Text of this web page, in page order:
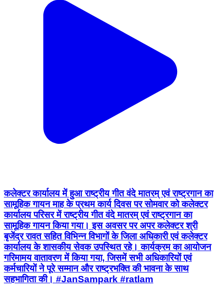
कलेक्टर कार्यालय में हुआ राष्ट्रीय गीत वंदे मातरम् एवं राष्ट्रगान का
सामूहिक गायन माह के प्रथम कार्य दिवस पर सोमवार को कलेक्टर
कार्यालय परिसर में राष्ट्रीय गीत वंदे मातरम् एवं राष्ट्रगान का
सामूहिक गायन किया गया। इस अवसर पर अपर कलेक्टर श्री
बृजेंद्र रावत सहित विभिन्न विभागों के जिला अधिकारी एवं कलेक्टर
कार्यालय के शासकीय सेवक उपस्थित रहे। कार्यक्रम का आयोजन
गरिमामय वातावरण में किया गया, जिसमें सभी अधिकारियों एवं
कर्मचारियों ने पूरे सम्मान और राष्ट्रभक्ति की भावना के साथ
सहभागिता की। #JanSampark #ratlam